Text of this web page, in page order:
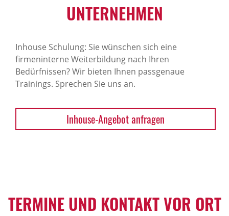
NTERNEHMEN
Inhouse Schulung: Sie wünschen sich eine
firmeninterne Weiterbildung nach Ihren
Bedürfnissen? Wir bieten Ihnen passgenaue
Trainings. Sprechen Sie uns an.
Inhouse-Angebot anfragen
TERMINE UND KONTAKT VOR ORT